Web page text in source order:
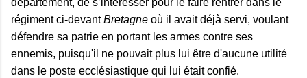
régiment ci-devantBretagne où il avait déjà servi, voulant
défendre sa patrie en portant les armes contre ses
ennemis, puisqu'il ne pouvait plus lui être d'aucune utilité
dans le poste ecclésiastique qui lui était confié.